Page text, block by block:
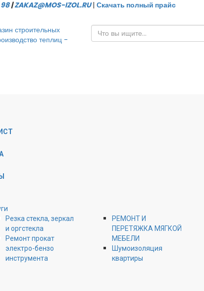
|ZAKAZ@MOS-IZOL.RU | Скачать полный прайс
Резка стекла, зеркал
и оргстекла
Ремонт прокат
электро-бензо
инструмента
РЕМОНТ И
ПЕРЕТЯЖКА МЯГКОЙ
МЕБЕЛИ
Шумоизоляция
квартиры